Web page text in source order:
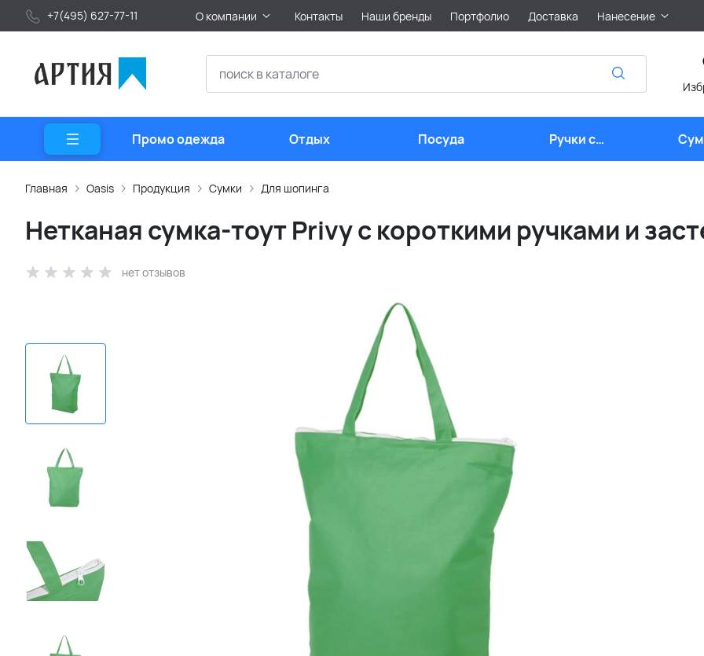
+7(495) 627-77-11 О компании Контакты Наши бренды Портфолио Доставка Нанесение
Промо одежда Отдых Посуда
Ручки с
логотипом
Главная Oasis Продукция Сумки Для шопинга
Нетканая сумка-тоут Privy с короткими ручками и
нет отзывов